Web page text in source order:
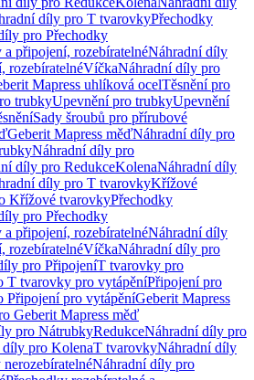
díly pro T tvarovkyPřechodky
pro Přechodky
a připojení, rozebíratelnéNáhradní díly
rozebíratelnéVíčkaNáhradní díly pro
Mapress uhlíková ocelTěsnění pro
trubkyUpevnění pro trubkyUpevnění
Sady šroubů pro přírubové
Geberit Mapress měďNáhradní díly pro
Náhradní díly pro
díly pro RedukceKolenaNáhradní díly
díly pro T tvarovkyKřížové
Křížové tvarovkyPřechodky
pro Přechodky
a připojení, rozebíratelnéNáhradní díly
rozebíratelnéVíčkaNáhradní díly pro
pro PřipojeníT tvarovky pro
T tvarovky pro vytápěníPřipojení pro
Připojení pro vytápěníGeberit Mapress
Geberit Mapress měď
pro NátrubkyRedukceNáhradní díly pro
pro KolenaT tvarovkyNáhradní díly
Náhradní díly pro